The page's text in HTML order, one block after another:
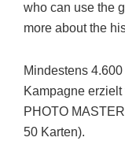
who can use the
more about the
Mindestens
Kampagne
PHOTO
50 Karten).